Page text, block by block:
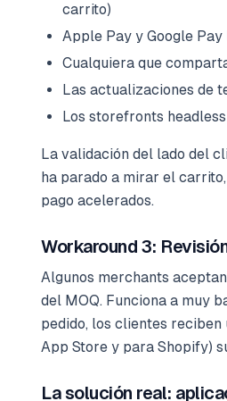
carrito)
Apple Pay y Google
Cualquiera que
Las actualizaciones de
Los storefronts
La validación del lado del
ha parado a mirar el
pago acelerados.
Workaround 3:
Algunos merchants
del MOQ. Funciona a muy
pedido, los clientes
App Store y para Shopify)
La solución real: